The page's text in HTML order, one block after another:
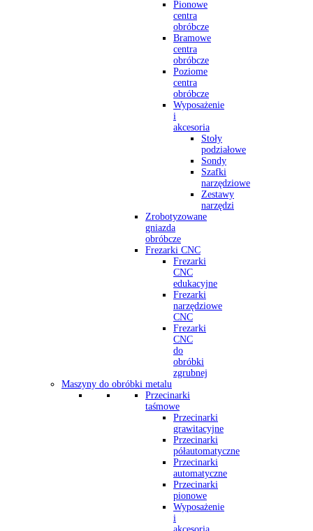
Pionowe
centra
obróbcze
Bramowe
centra
obróbcze
Poziome
centra
obróbcze
Wyposażenie
i
akcesoria
Stoły
podziałowe
Sondy
Szafki
narzędziowe
Zestawy
narzędzi
Zrobotyzowane
gniazda
obróbcze
Frezarki CNC
Frezarki
CNC
edukacyjne
Frezarki
narzędziowe
CNC
Frezarki
CNC
do
obróbki
zgrubnej
Maszyny do obróbki metalu
Przecinarki
taśmowe
Przecinarki
grawitacyjne
Przecinarki
półautomatyczne
Przecinarki
automatyczne
Przecinarki
pionowe
Wyposażenie
i